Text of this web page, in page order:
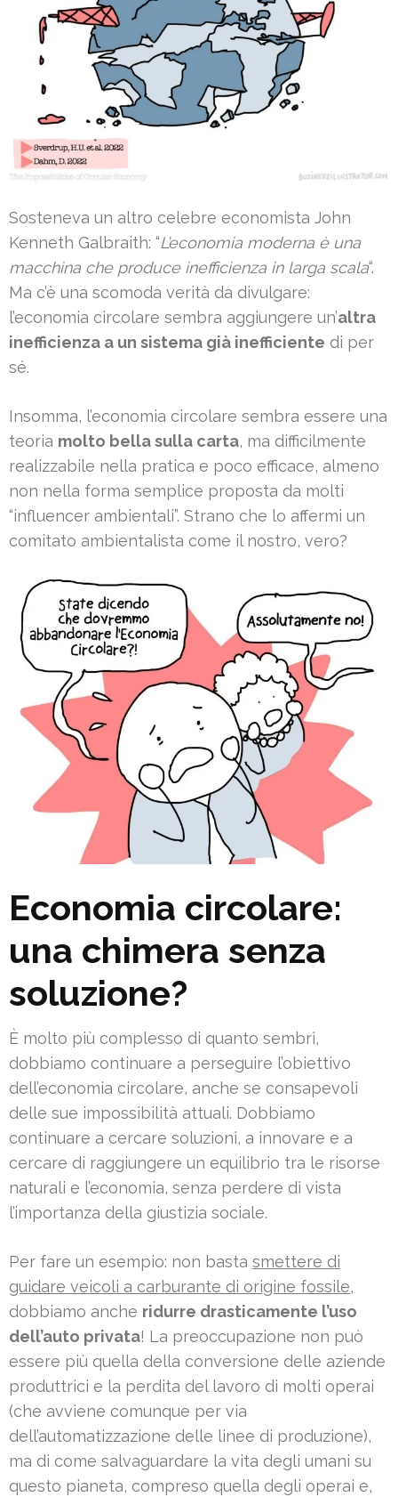
Sosteneva un altro celebre economista John
Kenneth Galbraith: “L’economia moderna è una
macchina che produce inefficienza in larga scala“.
Ma c’è una scomoda verità da divulgare:
l’economia circolare sembra aggiungere un’altra
inefficienza a un sistema già inefficiente di per
sé.
Insomma, l’economia circolare sembra essere una
teoria molto bella sulla carta, ma difficilmente
realizzabile nella pratica e poco efficace, almeno
non nella forma semplice proposta da molti
“influencer ambientali”. Strano che lo affermi un
comitato ambientalista come il nostro, vero?
Economia circolare:
una chimera senza
soluzione?
È molto più complesso di quanto sembri,
dobbiamo continuare a perseguire l’obiettivo
dell’economia circolare, anche se consapevoli
delle sue impossibilità attuali. Dobbiamo
continuare a cercare soluzioni, a innovare e a
cercare di raggiungere un equilibrio tra le risorse
naturali e l’economia, senza perdere di vista
l’importanza della giustizia sociale.
Per fare un esempio: non basta smettere di
guidare veicoli a carburante di origine fossile,
dobbiamo anche ridurre drasticamente l’uso
dell’auto privata! La preoccupazione non può
essere più quella della conversione delle aziende
produttrici e la perdita del lavoro di molti operai
(che avviene comunque per via
dell’automatizzazione delle linee di produzione),
ma di come salvaguardare la vita degli umani su
questo pianeta, compreso quella degli operai e,